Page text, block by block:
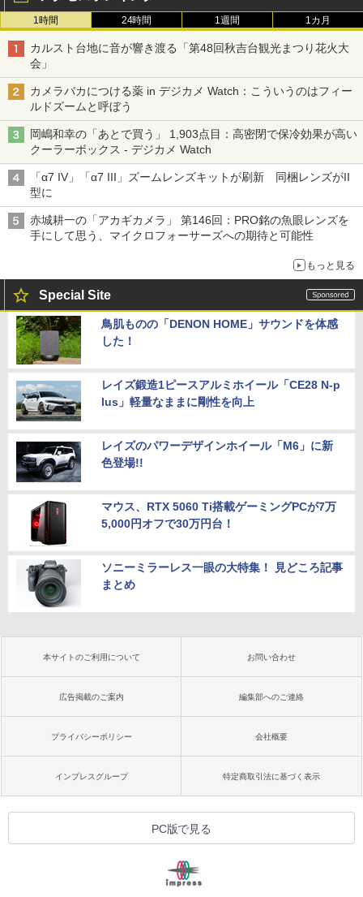
1時間 24時間 1週間 1カ月
カルスト台地に音が響き渡る「第48回秋吉台観光まつり花火大
会」
カメラバカにつける薬 in デジカメ Watch：こういうのはフィー
ルドズームと呼ぼう
岡嶋和幸の「あとで買う」 1,903点目：高密閉で保冷効果が高い
クーラーボックス - デジカメ Watch
「α7 IV」「α7 III」ズームレンズキットが刷新 同梱レンズがII
型に
赤城耕一の「アカギカメラ」 第146回：PRO銘の魚眼レンズを
手にして思う、マイクロフォーサーズへの期待と可能性
もっと見る
Special Site
鳥肌ものの「DENON HOME」サウンドを体感
した！
レイズ鍛造1ピースアルミホイール「CE28 N-p
lus」軽量なままに剛性を向上
レイズのパワーデザインホイール「M6」に新
色登場!!
マウス、RTX 5060 Ti搭載ゲーミングPCが7万
5,000円オフで30万円台！
ソニーミラーレス一眼の大特集！ 見どころ記事
まとめ
本サイトのご利用について お問い合わせ
広告掲載のご案内 編集部へのご連絡
プライバシーポリシー 会社概要
インプレスグループ 特定商取引法に基づく表示
PC版で見る